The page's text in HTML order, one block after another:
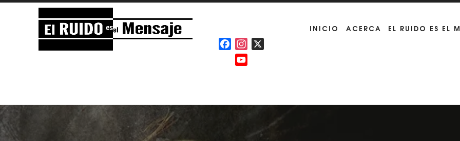
El RUIDO es el Mensaje INICIO ACERCA EL RUIDO ES EL
FacebookInstagram